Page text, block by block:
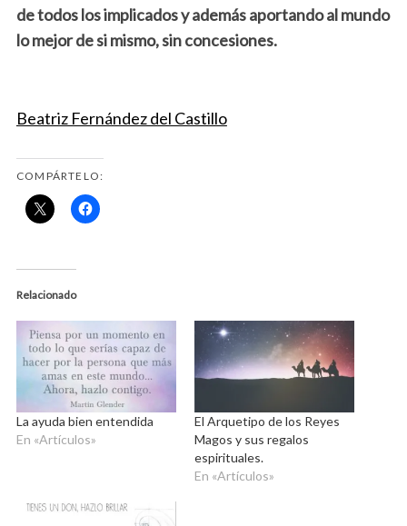
de todos los implicados y además aportando al mundo
lo mejor de si mismo, sin concesiones.
Beatriz Fernández del Castillo
COMPÁRTELO:
Relacionado
La ayuda bien entendida
En «Artículos»
El Arquetipo de los Reyes
Magos y sus regalos
espirituales.
En «Artículos»